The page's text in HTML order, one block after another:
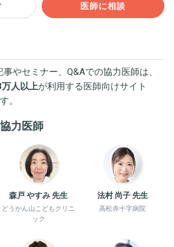
医師に相談
やセミナー、Q&Aでの協力医師は、
人以上が利用する医師向けサイト
。
力医師
森戸 やすみ 先生
どうかん山こどもクリニ
ック
法村 尚子 先生
高松赤十字病院